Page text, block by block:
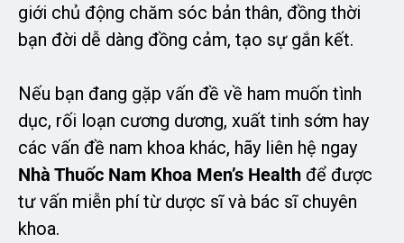
giới chủ động chăm sóc bản thân, đồng thời
bạn đời dễ dàng đồng cảm, tạo sự gắn kết.
Nếu bạn đang gặp vấn đề về ham muốn tình
dục, rối loạn cương dương, xuất tinh sớm hay
các vấn đề nam khoa khác, hãy liên hệ ngay
Nhà Thuốc Nam Khoa Men’s Health để được
tư vấn miễn phí từ dược sĩ và bác sĩ chuyên
khoa.